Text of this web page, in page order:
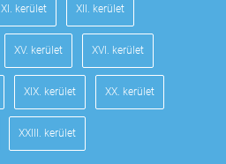
XI. kerület XII. kerület
XV. kerület XVI. kerület
XIX. kerület XX. kerület
XXIII. kerület